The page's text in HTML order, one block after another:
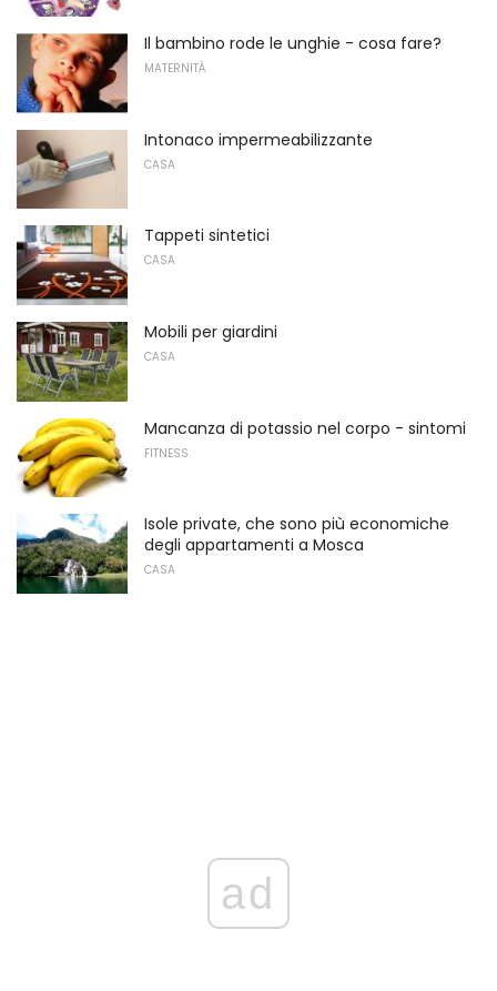
Il bambino rode le unghie - cosa fare?
MATERNITÀ
Intonaco impermeabilizzante
CASA
Tappeti sintetici
CASA
Mobili per giardini
CASA
Mancanza di potassio nel corpo - sintomi
FITNESS
Isole private, che sono più economiche
degli appartamenti a Mosca
CASA
ad